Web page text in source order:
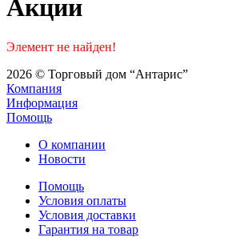
Акции
Элемент не найден!
2026 © Торговый дом “Антарис”
Компания
Информация
Помощь
О компании
Новости
Помощь
Условия оплаты
Условия доставки
Гарантия на товар